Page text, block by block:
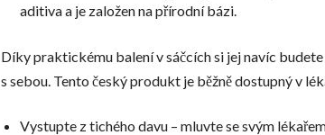
aditiva a je založen na přírodní bázi.
Díky praktickému balení v sáčcích si jej navíc
s sebou. Tento český produkt je běžně dostupný v
Vystupte z tichého davu – mluvte se svým